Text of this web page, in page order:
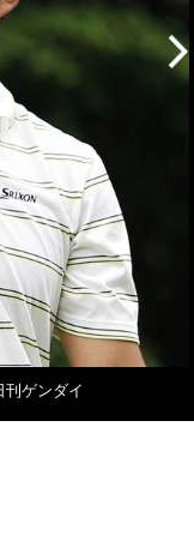
ゲンダイ